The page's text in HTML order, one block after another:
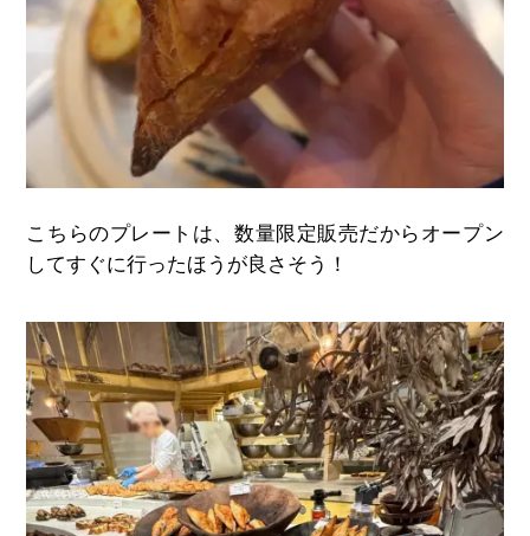
こちらのプレートは、数量限定販売だからオープン
してすぐに行ったほうが良さそう！